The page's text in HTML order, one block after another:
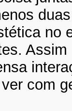
no
com